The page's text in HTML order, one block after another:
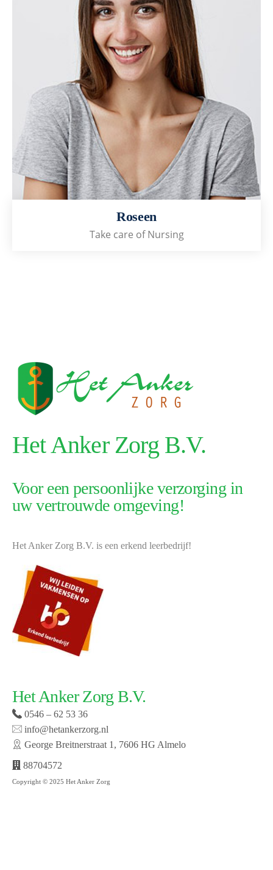
Roseen
Take care of Nursing
Het Anker Zorg B.V.
Voor een persoonlijke verzorging in
uw vertrouwde omgeving!
Het Anker Zorg B.V. is een erkend leerbedrijf!
Het Anker Zorg B.V.
0546 – 62 53 36
info@hetankerzorg.nl
George Breitnerstraat 1, 7606 HG Almelo
88704572
Copyright © 2025 Het Anker Zorg